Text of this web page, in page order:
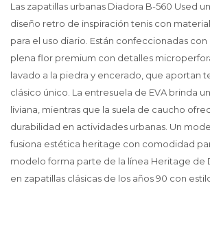
Las zapatillas urbanas Diadora B-560 Used
diseño retro de inspiración tenis con
para el uso diario. Están confeccionadas
plena flor premium con detalles
lavado a la piedra y encerado, que aportan
clásico único. La entresuela de EVA brinda
liviana, mientras que la suela de caucho
durabilidad en actividades urbanas. Un
fusiona estética heritage con comodidad
modelo forma parte de la línea Heritage de
en zapatillas clásicas de los años 90 con